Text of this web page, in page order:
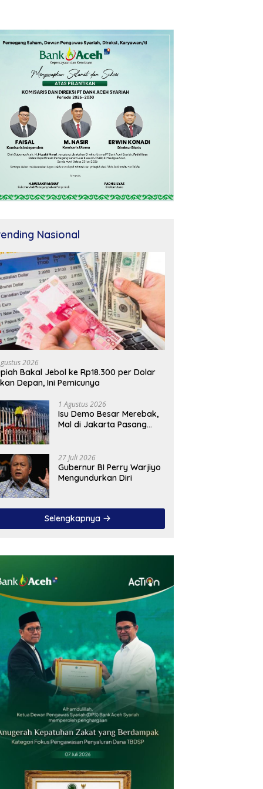
Nasional
2026
Bakal Jebol ke Rp18.300 per Dolar
Depan, Ini Pemicunya
1 Agustus 2026
Isu Demo Besar Merebak,
Mal di Jakarta Pasang
27 Juli 2026
Gubernur BI Perry Warjiyo
Mengundurkan Diri
Selengkapnya